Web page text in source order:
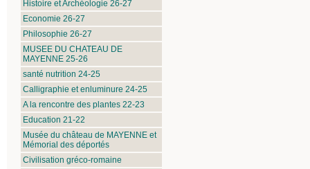
Histoire et Archéologie 26-27
Economie 26-27
Philosophie 26-27
MUSEE DU CHATEAU DE
MAYENNE 25-26
santé nutrition 24-25
Calligraphie et enluminure 24-25
A la rencontre des plantes 22-23
Education 21-22
Musée du château de MAYENNE et
Mémorial des déportés
Civilisation gréco-romaine